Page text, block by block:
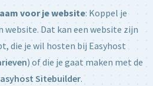
voor je website: Koppel je
website. Dat kan een website zijn
die je wil hosten bij Easyhost
) of die je gaat maken met de
Sitebuilder.